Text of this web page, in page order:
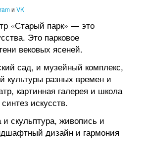
и VK
«Старый парк» — это
Это парковое
вековых ясеней.
сад, и музейный комплекс,
культуры разных времен и
картинная галерея и школа
искусств.
и скульптура, живопись и
дизайн и гармония